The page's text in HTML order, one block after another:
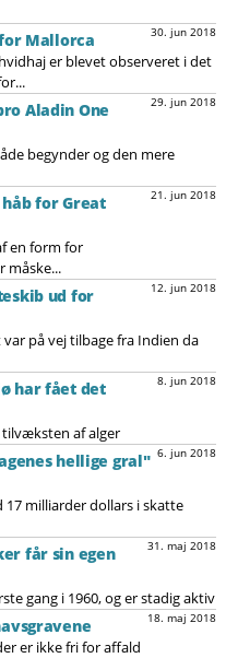
30. jun 2018
Mallorca
er blevet observeret i det
29. jun 2018
Aladin One
begynder og den mere
21. jun 2018
for Great
en form for
måske...
12. jun 2018
ud for
på vej tilbage fra Indien da
8. jun 2018
har fået det
tilvæksten af alger
6. jun 2018
hellige gral"
17 milliarder dollars i skatte
31. maj 2018
får sin egen
gang i 1960, og er stadig aktiv
18. maj 2018
er ikke fri for affald